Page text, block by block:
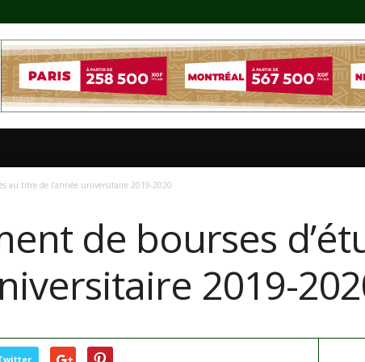
au titre de l’année universitaire 2019-2020
de bourses
2019-